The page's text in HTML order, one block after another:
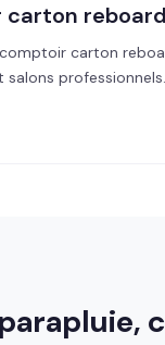
carton reboard
carton
salons professionnels.